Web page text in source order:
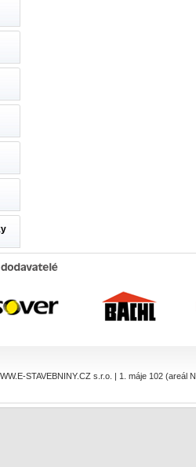
STAVEBNINY.CZ s.r.o. | 1. máje 102